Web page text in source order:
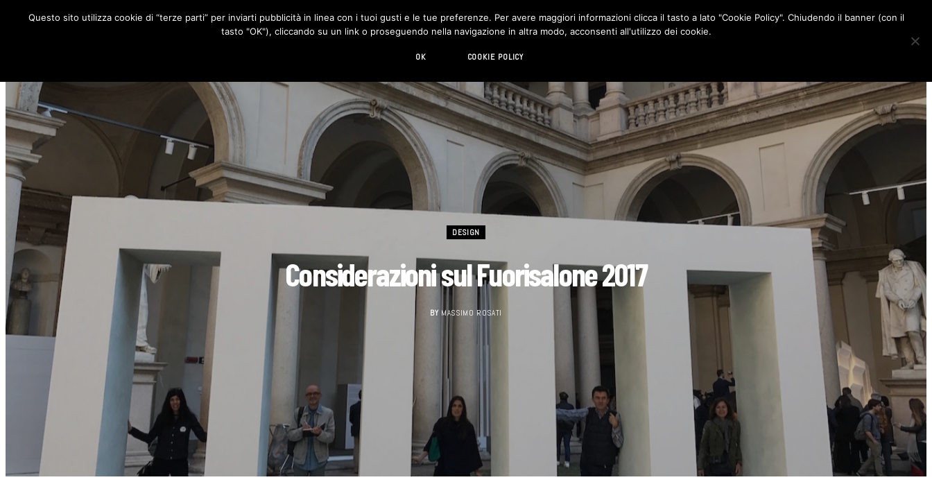
RUBRICHE DESIGN LIVING HI-TECH CHI SIAMO CONTATTI
o
o
k
g
r
a
m
r
e
s
t
d
I
n
DESIGN
Considerazioni sul Fuorisalone 2017
BY MASSIMO ROSATI
Questo sito utilizza cookie di “terze parti” per inviarti pubblicità in linea con i tuoi gusti e le tue preferenze. Per avere maggiori informazioni clicca il tasto a lato "Cookie Policy". Chiudendo il banner (con il
tasto "OK"), cliccando su un link o proseguendo nella navigazione in altra modo, acconsenti all'utilizzo dei cookie.
OK COOKIE POLICY